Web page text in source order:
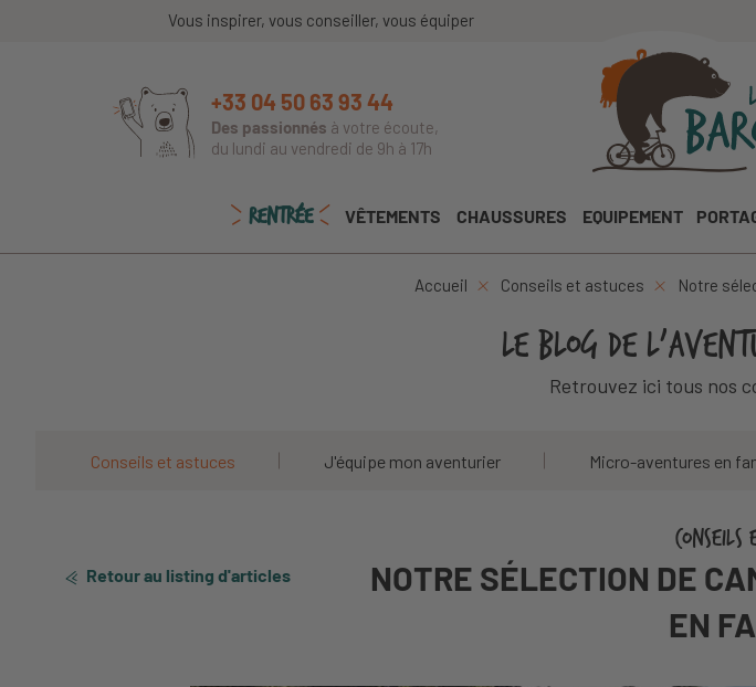
Vous inspirer, vous conseiller, vous équiper
+33 04 50 63 93 44
Des passionnés à votre écoute,
du lundi au vendredi de 9h à 17h
RENTRÉE VÊTEMENTS CHAUSSURES EQUIPEMENT
Accueil Conseils et astuces Notre
LE BLOG DE
Retrouvez ici tous nos
Conseils et astuces J'équipe mon aventurier Micro-aventures en
Retour au listing d'articles
CONSEILS
NOTRE SÉLECTION DE
EN